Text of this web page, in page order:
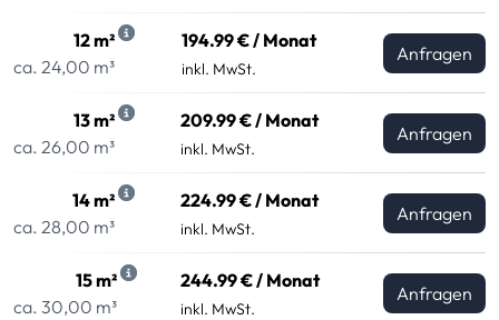
12 m²
ca. 24,00 m³
194.99 € / Monat
inkl. MwSt.
Anfragen
13 m²
ca. 26,00 m³
209.99 € / Monat
inkl. MwSt.
Anfragen
14 m²
ca. 28,00 m³
224.99 € / Monat
inkl. MwSt.
Anfragen
15 m²
ca. 30,00 m³
244.99 € / Monat
inkl. MwSt.
Anfragen